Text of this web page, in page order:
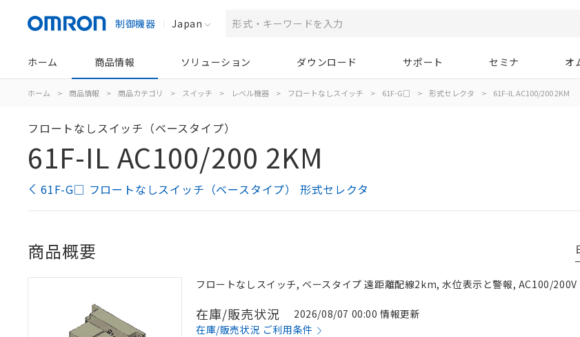
制御機器 Japan
ホーム 商品情報 ソリューション ダウンロード サポート セミナ オ
ホーム > 商品情報 > 商品カテゴリ > スイッチ > レベル機器 > フロートなしスイッチ > 61F-G□ > 形式セレクタ > 61F-IL AC100/200 2KM
フロートなしスイッチ（ベースタイプ）
61F-IL AC100/200 2KM
61F-G□ フロートなしスイッチ（ベースタイプ） 形式セレクタ
商品概要
フロートなしスイッチ, ベースタイプ 遠距離配線2km, 水位表示と警報, AC100/200V
在庫/販売状況
2026/08/07 00:00 情報更新
在庫/販売状況 ご利用条件